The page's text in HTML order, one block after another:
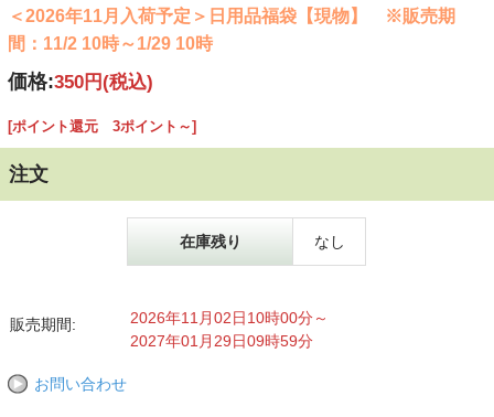
＜2026年11月入荷予定＞日用品福袋【現物】 ※販売期
間：11/2 10時～1/29 10時
価格:350円(税込)
[ポイント還元 3ポイント～]
注文
在庫残り なし
販売期間:
2026年11月02日10時00分～
2027年01月29日09時59分
お問い合わせ